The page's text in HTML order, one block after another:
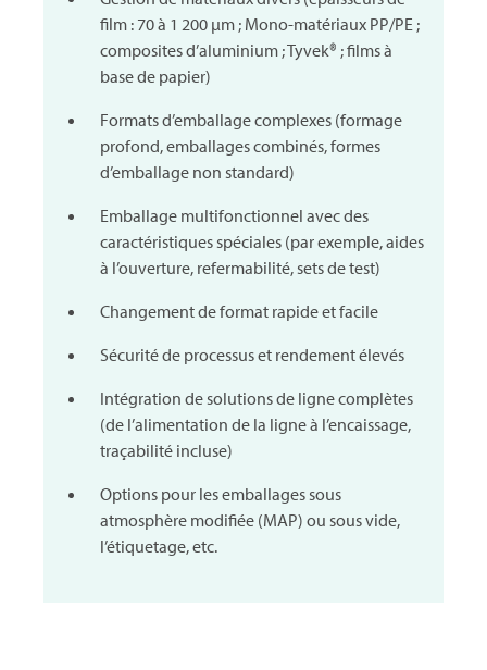
film : 70 à 1 200 μm ; Mono-matériaux PP/PE ;
composites d’aluminium ; Tyvek® ; films à
base de papier)
Formats d’emballage complexes (formage
profond, emballages combinés, formes
d’emballage non standard)
Emballage multifonctionnel avec des
caractéristiques spéciales (par exemple, aides
à l’ouverture, refermabilité, sets de test)
Changement de format rapide et facile
Sécurité de processus et rendement élevés
Intégration de solutions de ligne complètes
(de l’alimentation de la ligne à l’encaissage,
traçabilité incluse)
Options pour les emballages sous
atmosphère modifiée (MAP) ou sous vide,
l’étiquetage, etc.